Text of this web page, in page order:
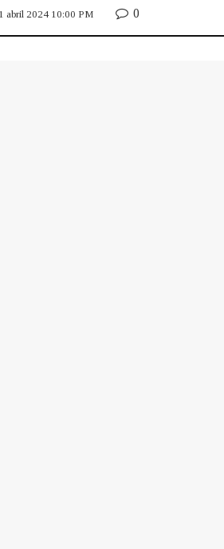
abril 2024 10:00 PM 0